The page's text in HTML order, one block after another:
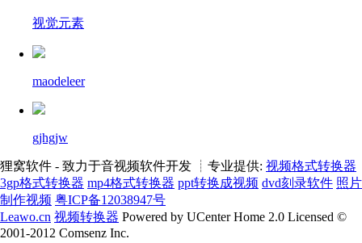
视觉元素
maodeleer
gjhgjw
狸窝软件 - 致力于音视频软件开发 ┊专业提供: 视频格式转换器
3gp格式转换器 mp4格式转换器 ppt转换成视频 dvd刻录软件 照片
制作视频 粤ICP备12038947号
Leawo.cn 视频转换器 Powered by UCenter Home 2.0 Licensed ©
2001-2012 Comsenz Inc.